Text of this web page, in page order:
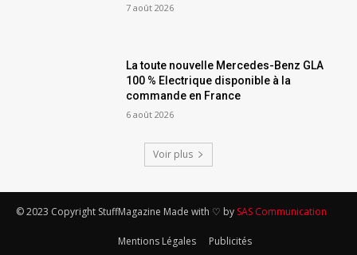
7 août 2026
La toute nouvelle Mercedes-Benz GLA
100 % Electrique disponible à la
commande en France
6 août 2026
Voir plus
© 2023 Copyright StuffMagazine Made with ♡ by SAS Communication
Mentions Légales Publicités